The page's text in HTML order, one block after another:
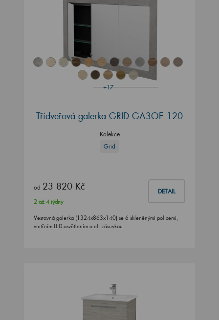
+17
Třídveřová galerka GRID GA3OE 120
Kolekce
Grid
od 23 820 Kč DETAIL
2 až 4 týdny
Vestavná galerka (1324x863x140) se 6 skleněnými policemi,
vnitřním LED osvětlením a el. zásuvkou